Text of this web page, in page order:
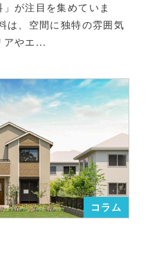
が注目を集めていま
は、空間に独特の雰囲気
アやエ...
コラム